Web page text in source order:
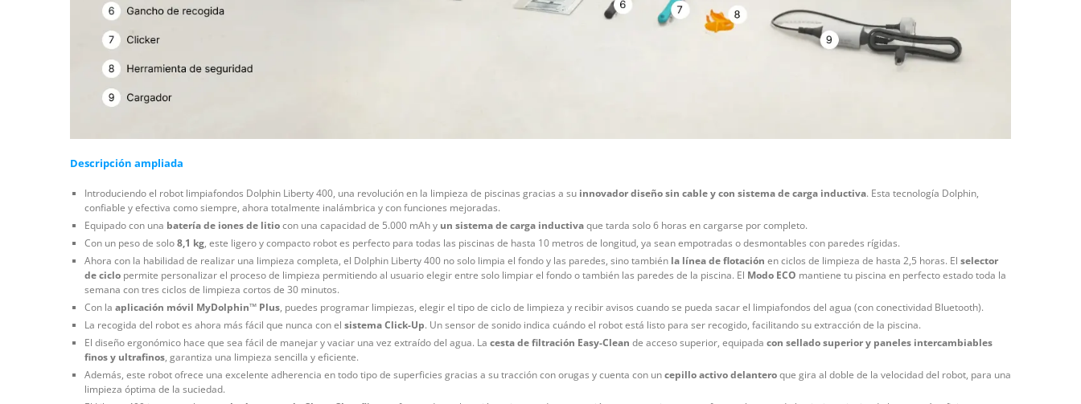
Descripción ampliada
Introduciendo el robot limpiafondos Dolphin Liberty 400, una revolución en la limpieza de piscinas gracias a su innovador diseño sin cable y con sistema de carga inductiva. Esta tecnología Dolphin,
confiable y efectiva como siempre, ahora totalmente inalámbrica y con funciones mejoradas.
Equipado con una batería de iones de litiocon una capacidad de 5.000 mAh y un sistema de carga inductivaque tarda solo 6 horas en cargarse por completo.
Con un peso de solo8,1 kg, este ligero y compacto robot es perfecto para todas las piscinas de hasta 10 metros de longitud, ya sean empotradas o desmontables con paredes rígidas.
Ahora con la habilidad de realizar una limpieza completa, el Dolphin Liberty 400 no solo limpia el fondo y las paredes, sino también la línea de flotación en ciclos de limpieza de hasta 2,5 horas. El selector
de ciclo permite personalizar el proceso de limpieza permitiendo al usuario elegir entre solo limpiar el fondo o también las paredes de la piscina. El Modo ECO mantiene tu piscina en perfecto estado toda la
semana con tres ciclos de limpieza cortos de 30 minutos.
Con la aplicación móvil MyDolphin™ Plus, puedes programar limpiezas, elegir el tipo de ciclo de limpieza y recibir avisos cuando se pueda sacar el limpiafondos del agua (con conectividad Bluetooth).
La recogida del robot es ahora más fácil que nunca con el sistema Click-Up. Un sensor de sonido indica cuándo el robot está listo para ser recogido, facilitando su extracción de la piscina.
El diseño ergonómico hace que sea fácil de manejar y vaciar una vez extraído del agua. La cesta de filtración Easy-Clean de acceso superior, equipada con sellado superior y paneles intercambiables
finos y ultrafinos, garantiza una limpieza sencilla y eficiente.
Además, este robot ofrece una excelente adherencia en todo tipo de superficies gracias a su tracción con orugas y cuenta con uncepillo activo delanteroque gira al doble de la velocidad del robot, para una
limpieza óptima de la suciedad.